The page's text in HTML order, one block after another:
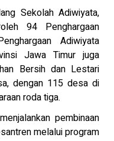
Sekolah Adiwiyata,
94 Penghargaan
Adiwiyata
Jawa Timur juga
Bersih dan Lestari
dengan 115 desa di
roda tiga.
pembinaan
melalui program